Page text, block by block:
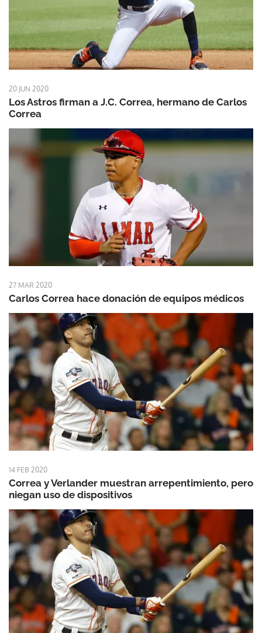
20 JUN 2020
Los Astros firman a J.C. Correa, hermano de Carlos
Correa
27 MAR 2020
Carlos Correa hace donación de equipos médicos
14 FEB 2020
Correa y Verlander muestran arrepentimiento, pero
niegan uso de dispositivos